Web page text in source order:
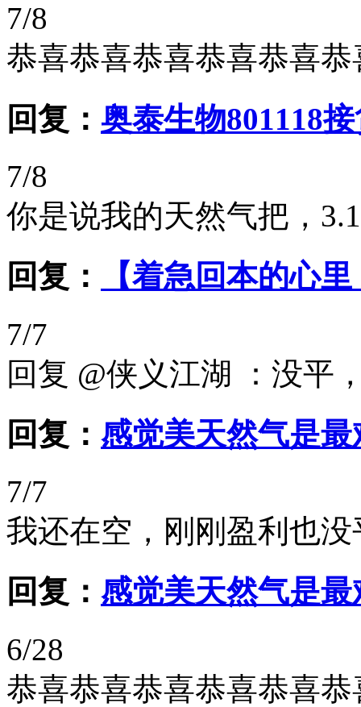
7/8
恭喜恭喜恭喜恭喜恭喜
回复： 奥泰生物801118
7/8
你是说我的天然气把，
回复：
【着急回本的心
7/7
回复 @侠义江湖 ：没平
回复： 感觉美天然气是
7/7
我还在空，刚刚盈利也没
回复： 感觉美天然气是
6/28
恭喜恭喜恭喜恭喜恭喜